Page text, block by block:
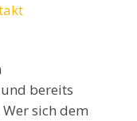
bereits
sich dem